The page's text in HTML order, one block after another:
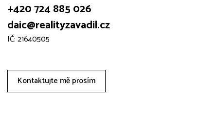
+420 724 885 026
daic@realityzavadil.cz
IČ: 21640505
Kontaktujte mě prosím